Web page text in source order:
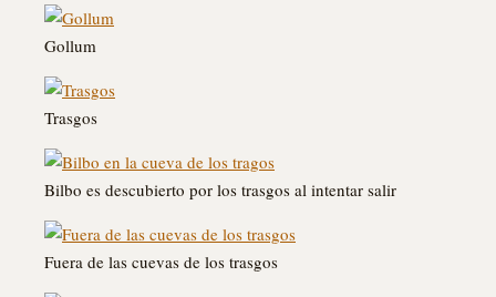
Gollum
Trasgos
Bilbo es descubierto por los trasgos al intentar salir
Fuera de las cuevas de los trasgos